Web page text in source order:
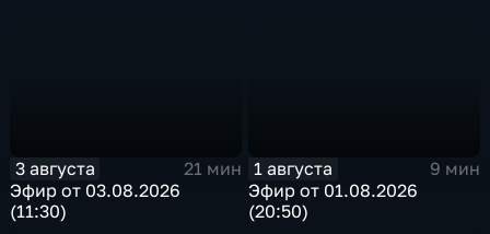
3 августа
21 мин
Эфир от 03.08.2026
(11:30)
1 августа
9 мин
Эфир от 01.08.2026
(20:50)